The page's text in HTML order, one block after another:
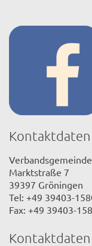
Marktstraße 7
39397 Gröningen
Tel: +49 39403-
Fax: +49 39403-